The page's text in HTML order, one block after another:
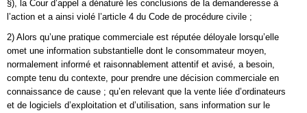
§), la Cour d’appel a dénaturé les conclusions de la demanderesse à
l’action et a ainsi violé l’article 4 du Code de procédure civile ;
2) Alors qu’une pratique commerciale est réputée déloyale lorsqu’elle
omet une information substantielle dont le consommateur moyen,
normalement informé et raisonnablement attentif et avisé, a besoin,
compte tenu du contexte, pour prendre une décision commerciale en
connaissance de cause ; qu’en relevant que la vente liée d’ordinateurs
et de logiciels d’exploitation et d’utilisation, sans information sur le